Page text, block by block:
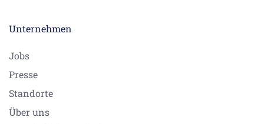
Unternehmen
Jobs
Presse
Standorte
Über uns